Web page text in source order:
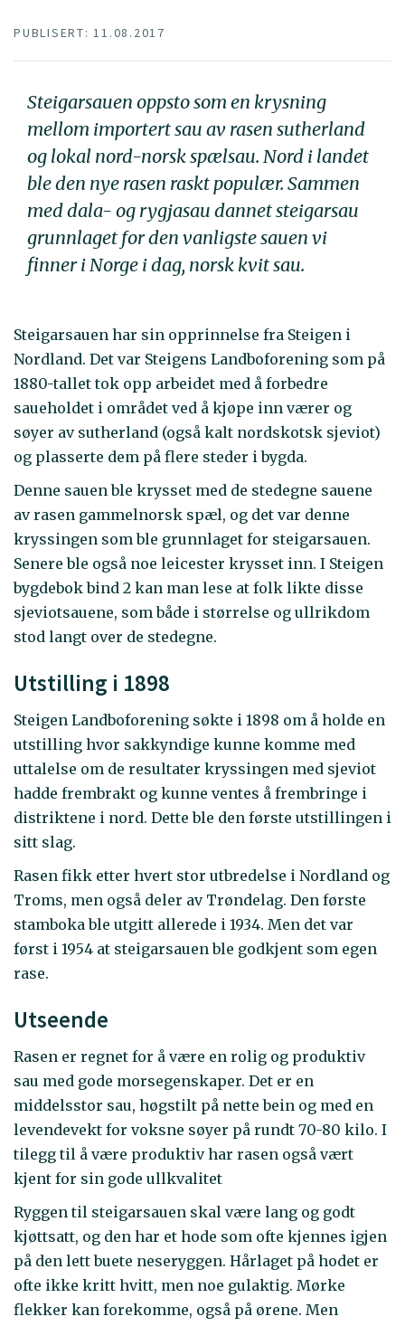
PUBLISERT: 11.08.2017
Steigarsauen oppsto som en krysning
mellom importert sau av rasen sutherland
og lokal nord-norsk spælsau. Nord i landet
ble den nye rasen raskt populær. Sammen
med dala- og rygjasau dannet steigarsau
grunnlaget for den vanligste sauen vi
finner i Norge i dag, norsk kvit sau.
Steigarsauen har sin opprinnelse fra Steigen i
Nordland. Det var Steigens Landboforening som på
1880-tallet tok opp arbeidet med å forbedre
saueholdet i området ved å kjøpe inn værer og
søyer av sutherland (også kalt nordskotsk sjeviot)
og plasserte dem på flere steder i bygda.
Denne sauen ble krysset med de stedegne sauene
av rasen gammelnorsk spæl, og det var denne
kryssingen som ble grunnlaget for steigarsauen.
Senere ble også noe leicester krysset inn. I Steigen
bygdebok bind 2 kan man lese at folk likte disse
sjeviotsauene, som både i størrelse og ullrikdom
stod langt over de stedegne.
Utstilling i 1898
Steigen Landboforening søkte i 1898 om å holde en
utstilling hvor sakkyndige kunne komme med
uttalelse om de resultater kryssingen med sjeviot
hadde frembrakt og kunne ventes å frembringe i
distriktene i nord. Dette ble den første utstillingen i
sitt slag.
Rasen fikk etter hvert stor utbredelse i Nordland og
Troms, men også deler av Trøndelag. Den første
stamboka ble utgitt allerede i 1934. Men det var
først i 1954 at steigarsauen ble godkjent som egen
rase.
Utseende
Rasen er regnet for å være en rolig og produktiv
sau med gode morsegenskaper. Det er en
middelsstor sau, høgstilt på nette bein og med en
levendevekt for voksne søyer på rundt 70-80 kilo. I
tilegg til å være produktiv har rasen også vært
kjent for sin gode ullkvalitet
Ryggen til steigarsauen skal være lang og godt
kjøttsatt, og den har et hode som ofte kjennes igjen
på den lett buete neseryggen. Hårlaget på hodet er
ofte ikke kritt hvitt, men noe gulaktig. Mørke
flekker kan forekomme, også på ørene. Men